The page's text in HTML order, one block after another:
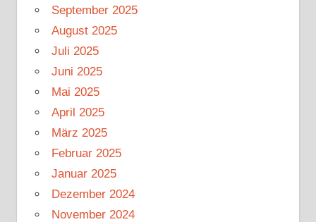
September 2025
August 2025
Juli 2025
Juni 2025
Mai 2025
April 2025
März 2025
Februar 2025
Januar 2025
Dezember 2024
November 2024